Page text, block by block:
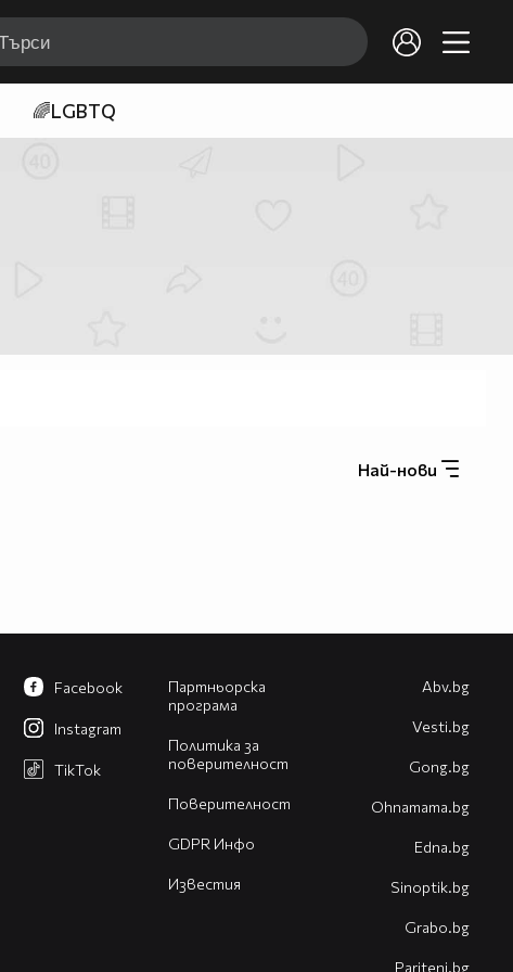
🌈LGBTQ
Най-нови
Партньорска
програма
Политика за
поверителност
Поверителност
GDPR Инфо
Известия
Facebook
Instagram
TikTok
Abv.bg
Vesti.bg
Gong.bg
Оhnamama.bg
Edna.bg
Sinoptik.bg
Grabo.bg
Pariteni.bg